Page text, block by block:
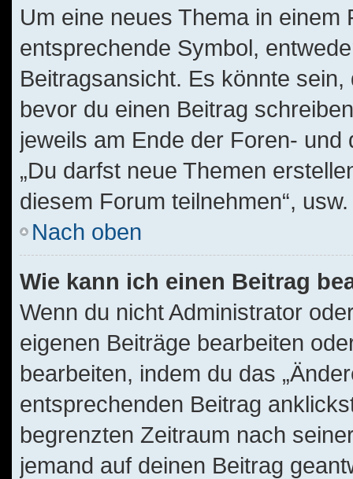
Um eine neues Thema in
entsprechende Symbol,
Beitragsansicht. Es könnte
bevor du einen Beitrag
jeweils am Ende der Foren-
„Du darfst neue Themen
diesem Forum teilnehmen“, usw.
Nach oben
Wie kann ich einen Beitrag
Wenn du nicht Administrator
eigenen Beiträge bearbeiten
bearbeiten, indem du das
entsprechenden Beitrag
begrenzten Zeitraum nach
jemand auf deinen Beitrag